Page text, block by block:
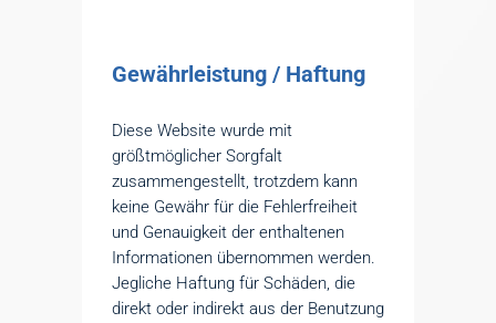
Gewährleistung / Haftung
Diese Website wurde mit
größtmöglicher Sorgfalt
zusammengestellt, trotzdem kann
keine Gewähr für die Fehlerfreiheit
und Genauigkeit der enthaltenen
Informationen übernommen werden.
Jegliche Haftung für Schäden, die
direkt oder indirekt aus der Benutzung